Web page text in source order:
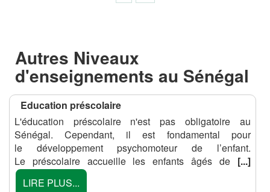
Autres Niveaux
d'enseignements au Sénégal
Education préscolaire
L'éducation préscolaire n'est pas obligatoire au
Sénégal. Cependant, il est fondamental pour
le développement psychomoteur de l’enfant.
Le préscolaire accueille les enfants âgés de [...]
LIRE PLUS...